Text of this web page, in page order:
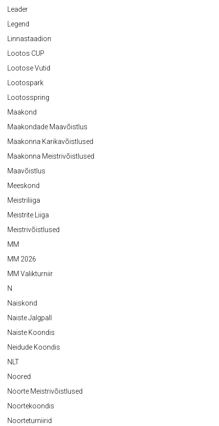
Leader
Legend
Linnastaadion
Lootos CUP
Lootose Vutid
Lootospark
Lootosspring
Maakond
Maakondade Maavõistlus
Maakonna Karikavõistlused
Maakonna Meistrivõistlused
Maavõistlus
Meeskond
Meistriliiga
Meistrite Liiga
Meistrivõistlused
MM
MM 2026
MM Valikturniir
N
Naiskond
Naiste Jalgpall
Naiste Koondis
Neidude Koondis
NLT
Noored
Noorte Meistrivõistlused
Noortekoondis
Noorteturniirid